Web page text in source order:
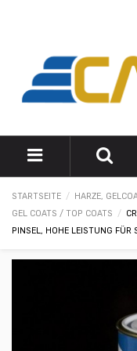
STARTSEITE
HARZE,
GEL COATS / TOP COATS
PINSEL, HOHE LEISTUNG FÜR